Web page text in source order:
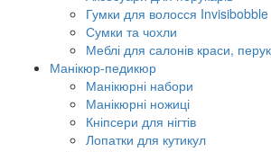
Гумки для волосся Invisibobble
Сумки та чохли
Меблі для салонів краси,
Манікюр-педикюр
Манікюрні набори
Манікюрні ножиці
Кніпсери для нігтів
Лопатки для кутикул